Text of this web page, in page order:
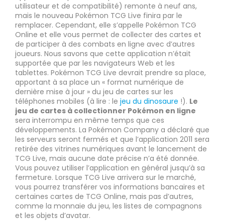
utilisateur et de compatibilité) remonte à neuf ans,
mais le nouveau Pokémon TCG Live finira par le
remplacer. Cependant, elle s’appelle Pokémon TCG
Online et elle vous permet de collecter des cartes et
de participer à des combats en ligne avec d’autres
joueurs. Nous savons que cette application n’était
supportée que par les navigateurs Web et les
tablettes. Pokémon TCG Live devrait prendre sa place,
apportant à sa place un « format numérique de
dernière mise à jour » du jeu de cartes sur les
téléphones mobiles (à lire : le jeu du dinosaure !). Le
jeu de cartes à collectionner Pokémon en ligne
sera interrompu en même temps que ces
développements. La Pokémon Company a déclaré que
les serveurs seront fermés et que l’application 2011 sera
retirée des vitrines numériques avant le lancement de
TCG Live, mais aucune date précise n’a été donnée.
Vous pouvez utiliser l’application en général jusqu’à sa
fermeture. Lorsque TCG Live arrivera sur le marché,
vous pourrez transférer vos informations bancaires et
certaines cartes de TCG Online, mais pas d’autres,
comme la monnaie du jeu, les listes de compagnons
et les objets d’avatar.